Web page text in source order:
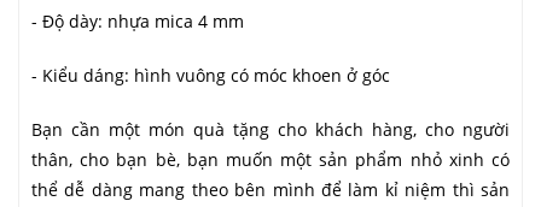
- Độ dày: nhựa mica 4 mm
- Kiểu dáng: hình vuông có móc khoen ở góc
Bạn cần một món quà tặng cho khách hàng, cho người
thân, cho bạn bè, bạn muốn một sản phẩm nhỏ xinh có
thể dễ dàng mang theo bên mình để làm kỉ niệm thì sản